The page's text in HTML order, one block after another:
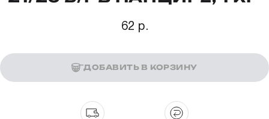
62 р.
ДОБАВИТЬ В КОРЗИНУ